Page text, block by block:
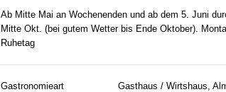
Ab Mitte Mai an Wochenenden und ab dem 5. Juni
Mitte Okt. (bei gutem Wetter bis Ende Oktober).
Ruhetag
Gastronomieart
Gasthaus / Wirtshaus,